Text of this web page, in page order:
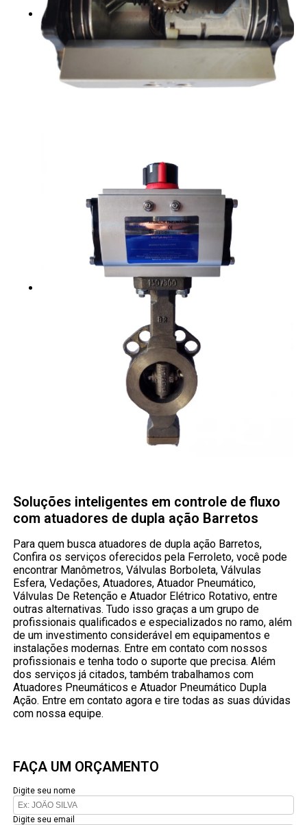
Soluções inteligentes em controle de fluxo
com atuadores de dupla ação Barretos
Para quem busca atuadores de dupla ação Barretos,
Confira os serviços oferecidos pela Ferroleto, você pode
encontrar Manômetros, Válvulas Borboleta, Válvulas
Esfera, Vedações, Atuadores, Atuador Pneumático,
Válvulas De Retenção e Atuador Elétrico Rotativo, entre
outras alternativas. Tudo isso graças a um grupo de
profissionais qualificados e especializados no ramo, além
de um investimento considerável em equipamentos e
instalações modernas. Entre em contato com nossos
profissionais e tenha todo o suporte que precisa. Além
dos serviços já citados, também trabalhamos com
Atuadores Pneumáticos e Atuador Pneumático Dupla
Ação. Entre em contato agora e tire todas as suas dúvidas
com nossa equipe.
FAÇA UM ORÇAMENTO
Digite seu nome
Digite seu email